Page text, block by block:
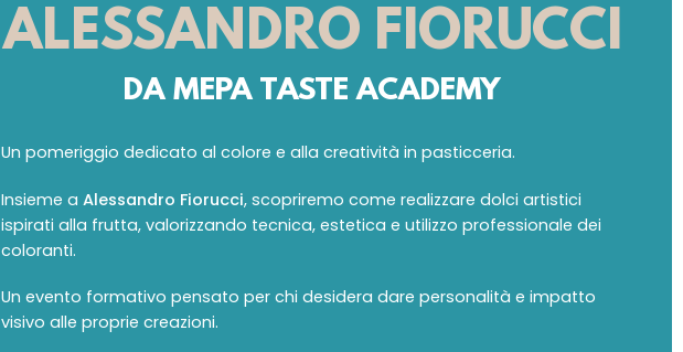
ALESSANDRO FIORUCCI
DA MEPA TASTE ACADEMY
Un pomeriggio dedicato al colore e alla creatività in pasticceria.
Insieme a Alessandro Fiorucci, scopriremo come realizzare dolci artistici
ispirati alla frutta, valorizzando tecnica, estetica e utilizzo professionale dei
coloranti.
Un evento formativo pensato per chi desidera dare personalità e impatto
visivo alle proprie creazioni.